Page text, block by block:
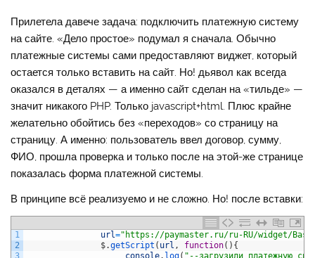
Прилетела давече задача: подключить платежную систему
на сайте. «Дело простое» подумал я сначала. Обычно
платежные системы сами предоставляют виджет, который
остается только вставить на сайт. Но! дьявол как всегда
оказался в деталях — а именно сайт сделан на «тильде» —
значит никакого PHP. Только javascript+html. Плюс крайне
желательно обойтись без «переходов» со страницу на
страницу. А именно: пользователь ввел договор, сумму,
ФИО, прошла проверка и только после на этой-же странице
показалась форма платежной системы.
В принципе всё реализуемо и не сложно. Но! после вставки:
1
2
3
url="https://paymaster.ru/ru-RU/widget/Basic/
$.getScript ( url , function( ) {
console. log( "--загрузили платежную